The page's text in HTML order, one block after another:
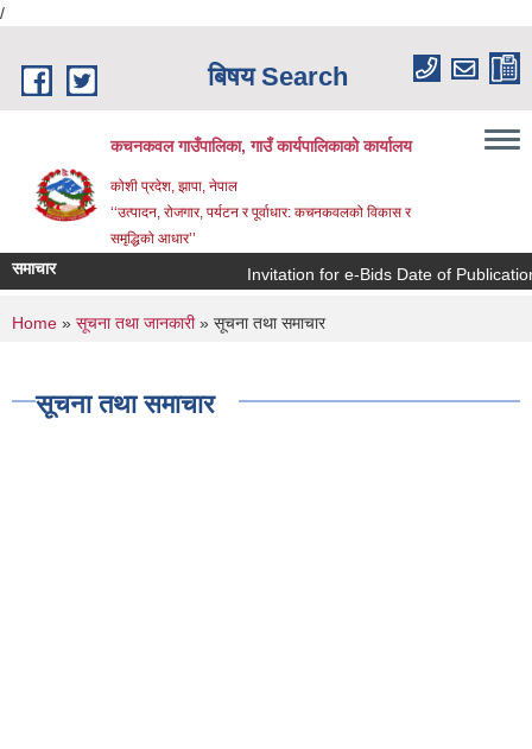
/
बिषय Search
कचनकवल गाउँपालिका, गाउँ कार्यपालिकाको कार्यालय
कोशी प्रदेश, झापा, नेपाल
‘‘उत्पादन, रोजगार, पर्यटन र पूर्वाधार: कचनकवलको विकास र
समृद्धिको आधार’’
समाचार Invitation for e-Bids Date of
You are here
Home » सूचना तथा जानकारी» सूचना तथा समाचार
सूचना तथा समाचार